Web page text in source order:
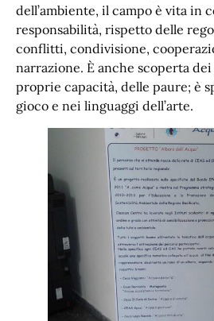
dell’ambiente, il campo è vita in
responsabilità, rispetto delle
conflitti, condivisione,
narrazione. È anche scoperta
proprie capacità, delle paure; è
gioco e nei linguaggi dell’arte.